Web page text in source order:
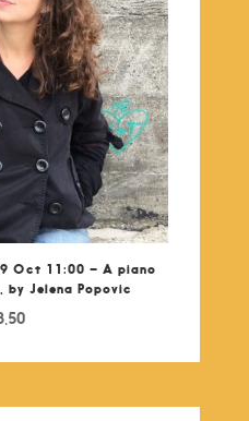
Oct 11:00 – A piano
by Jelena Popovic